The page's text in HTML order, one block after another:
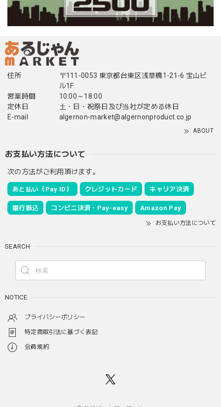
住所
〒111-0053 東京都台東区浅草橋1-21-6 宝山ビ
ル1F
営業時間
10:00～18:00
定休日
土・日・祝祭日及び当社が定める休日
E-mail
algernon-market@algernonproduct.co.jp
ABOUT
お支払い方法について
次の方法がご利用頂けます。
あと払い（Pay ID） クレジットカード キャリア決済
銀行振込 コンビニ決済・Pay-easy Amazon Pay
お支払い方法について
SEARCH
NOTICE
プライバシーポリシー
特定商取引法に基づく表記
会員規約